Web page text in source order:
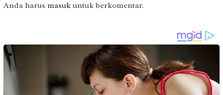
Anda harus masuk untuk berkomentar.